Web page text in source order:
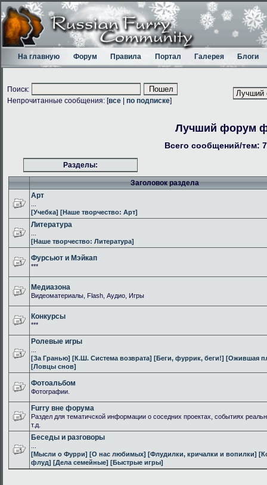
На главную Форум Правила Портал Галерея Блоги
Поиск:
Непрочитанные сообщения: [все по подписке]
Лучший форум
Всего сообщений/тем:
Разделы:
Заголовок раздела
Арт
[Учебка] [Наше творчество: Арт]
Литература
[Наше творчество: Литература]
Фурсьют и Мэйкап
***
Медиазона
Видеоматериалы, Flash, Аудио, Игры
Конкурсы
***
Ролевые игры
[За Гранью] [К.Ш. Система возврата] [Беги, фуррик, беги!] [Ожившая
[Ловцы снов]
Фотоальбом
Фотографии.
Furry вне форума
Раздел для тематичской информации о соседних проектах, событиях
т.д.
Беседы и разговоры
[Мысли о Фурри] [О нас любимых] [Флудилки, кричалки и вопилки]
флуд] [Дела семейные] [Быстрые игры]